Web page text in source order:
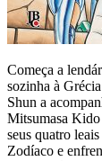
Começa a
sozinha à
Shun a
Mitsumasa
seus quatro
Zodíaco e